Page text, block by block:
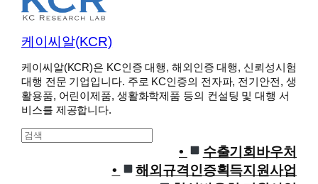
케이씨알(KCR)
케이씨알(KCR)은 KC인증 대행, 해외인증 대행, 신뢰성시험
대행 전문 기업입니다. 주로 KC인증의 전자파, 전기안전, 생
활용품, 어린이제품, 생활화학제품 등의 컨설팅 및 대행 서
비스를 제공합니다.
S
수출기회바우처
해외규격인증획득지원사업